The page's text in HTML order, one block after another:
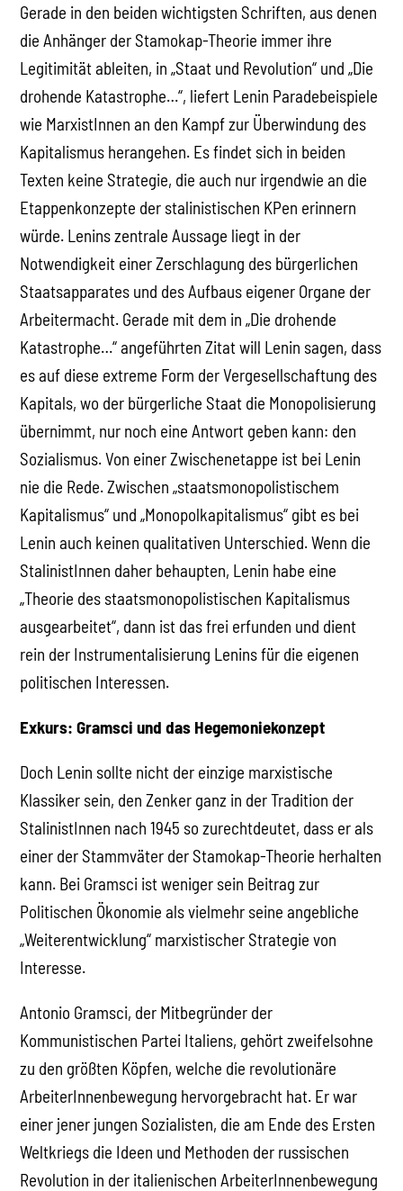
Gerade in den beiden wichtigsten Schriften, aus denen
die Anhänger der Stamokap-Theorie immer ihre
Legitimität ableiten, in „Staat und Revolution“ und „Die
drohende Katastrophe…“, liefert Lenin Paradebeispiele
wie MarxistInnen an den Kampf zur Überwindung des
Kapitalismus herangehen. Es findet sich in beiden
Texten keine Strategie, die auch nur irgendwie an die
Etappenkonzepte der stalinistischen KPen erinnern
würde. Lenins zentrale Aussage liegt in der
Notwendigkeit einer Zerschlagung des bürgerlichen
Staatsapparates und des Aufbaus eigener Organe der
Arbeitermacht. Gerade mit dem in „Die drohende
Katastrophe…“ angeführten Zitat will Lenin sagen, dass
es auf diese extreme Form der Vergesellschaftung des
Kapitals, wo der bürgerliche Staat die Monopolisierung
übernimmt, nur noch eine Antwort geben kann: den
Sozialismus. Von einer Zwischenetappe ist bei Lenin
nie die Rede. Zwischen „staatsmonopolistischem
Kapitalismus“ und „Monopolkapitalismus“ gibt es bei
Lenin auch keinen qualitativen Unterschied. Wenn die
StalinistInnen daher behaupten, Lenin habe eine
„Theorie des staatsmonopolistischen Kapitalismus
ausgearbeitet“, dann ist das frei erfunden und dient
rein der Instrumentalisierung Lenins für die eigenen
politischen Interessen.
Exkurs: Gramsci und das Hegemoniekonzept
Doch Lenin sollte nicht der einzige marxistische
Klassiker sein, den Zenker ganz in der Tradition der
StalinistInnen nach 1945 so zurechtdeutet, dass er als
einer der Stammväter der Stamokap-Theorie herhalten
kann. Bei Gramsci ist weniger sein Beitrag zur
Politischen Ökonomie als vielmehr seine angebliche
„Weiterentwicklung“ marxistischer Strategie von
Interesse.
Antonio Gramsci, der Mitbegründer der
Kommunistischen Partei Italiens, gehört zweifelsohne
zu den größten Köpfen, welche die revolutionäre
ArbeiterInnenbewegung hervorgebracht hat. Er war
einer jener jungen Sozialisten, die am Ende des Ersten
Weltkriegs die Ideen und Methoden der russischen
Revolution in der italienischen ArbeiterInnenbewegung